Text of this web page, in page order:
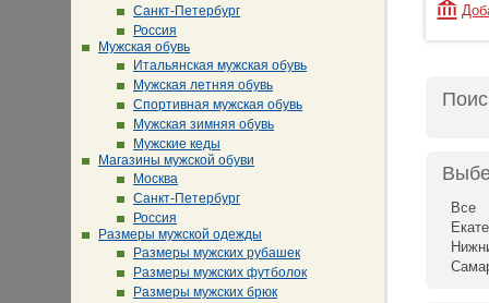
Санкт-Петербург
Россия
Мужская обувь
Итальянская мужская обувь
Мужская летняя обувь
Спортивная мужская обувь
Мужская зимняя обувь
Мужские кеды
Магазины мужской обуви
Москва
Санкт-Петербург
Россия
Размеры мужской одежды
Размеры мужских рубашек
Размеры мужских футболок
Размеры мужских брюк
Все